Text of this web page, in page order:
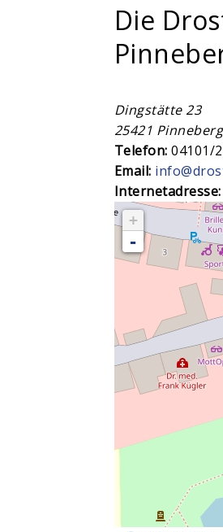
Die
Dingstätte 23
25421 Pinneberg
Telefon:04101/
Email:
Internetadresse:
+
-